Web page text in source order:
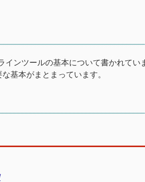
インツールの基本について書かれてい
基本がまとまっています。